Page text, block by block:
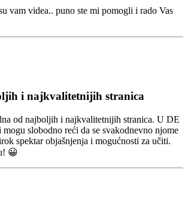
vam videa.. puno ste mi pomogli i rado Vas
i najkvalitetnijih stranica
od najboljih i najkvalitetnijih stranica. U DE
slobodno reći da se svakodnevno njome
spektar objašnjenja i mogućnosti za učiti.
😀